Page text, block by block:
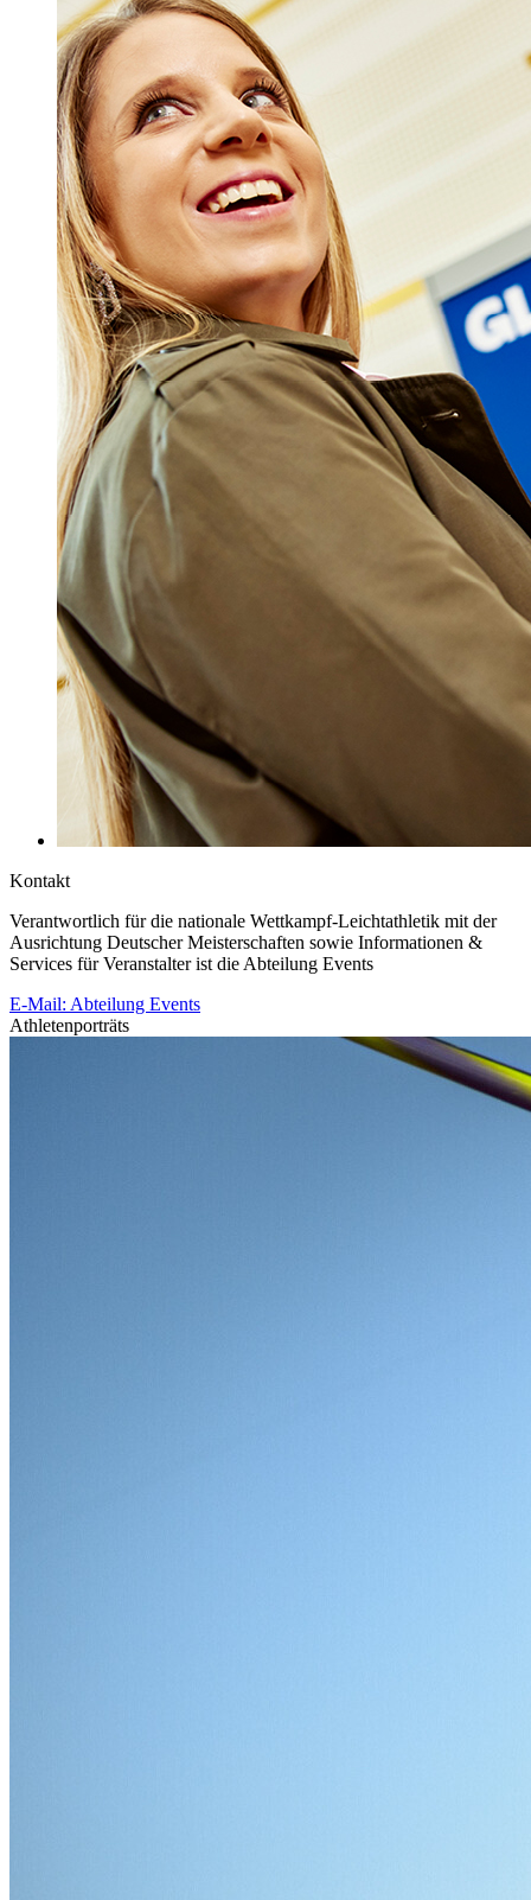
Kontakt
Verantwortlich für die nationale Wettkampf-Leichtathletik mit der
Ausrichtung Deutscher Meisterschaften sowie Informationen &
Services für Veranstalter ist die Abteilung Events
E-Mail: Abteilung Events
Athletenporträts